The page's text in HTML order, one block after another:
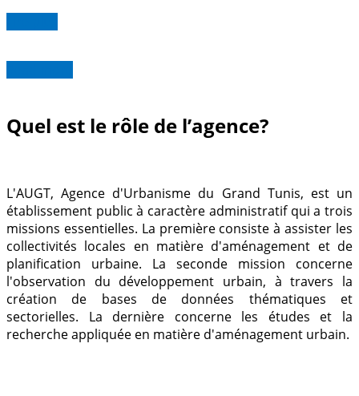
Quel est le rôle de l’agence?
L'AUGT, Agence d'Urbanisme du Grand Tunis, est un
établissement public à caractère administratif qui a trois
missions essentielles. La première consiste à assister les
collectivités locales en matière d'aménagement et de
planification urbaine. La seconde mission concerne
l'observation du développement urbain, à travers la
création de bases de données thématiques et
sectorielles. La dernière concerne les études et la
recherche appliquée en matière d'aménagement urbain.